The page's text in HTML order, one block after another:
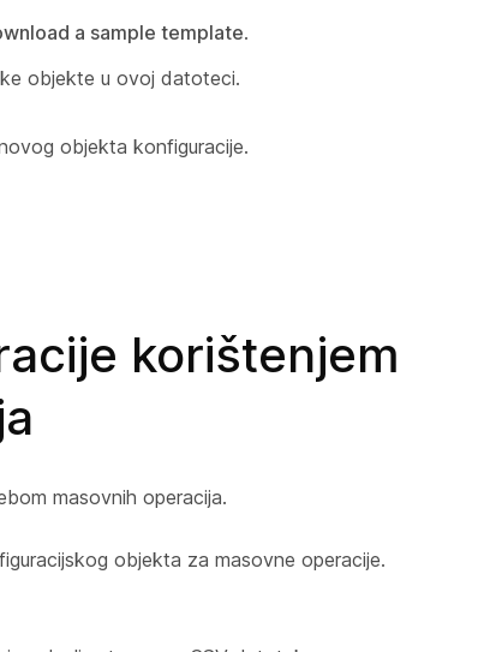
a sample template.
objekte u ovoj datoteci.
objekta konfiguracije.
korištenjem
masovnih operacija.
objekta za masovne operacije.